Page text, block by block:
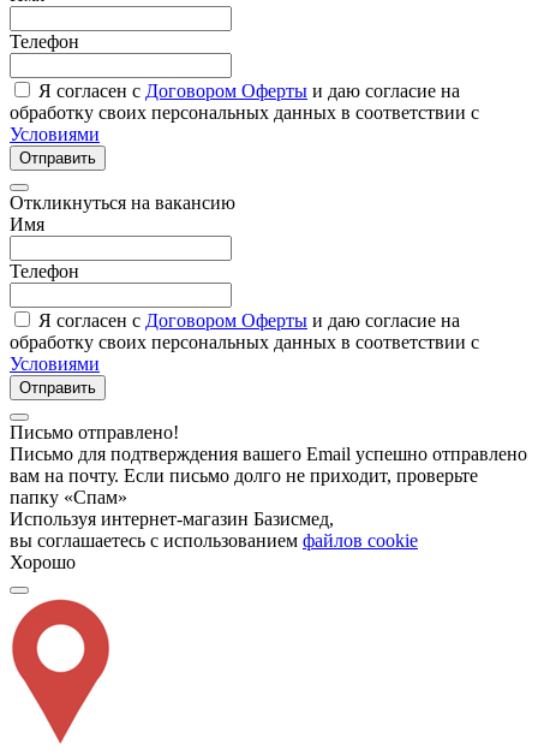
Телефон
Я согласен с Договором Оферты и даю согласие на
обработку своих персональных данных в соответствии с
Условиями
Отправить
Откликнуться на вакансию
Имя
Телефон
Я согласен с Договором Оферты и даю согласие на
обработку своих персональных данных в соответствии с
Условиями
Отправить
Письмо отправлено!
Письмо для подтверждения вашего Email успешно отправлено
вам на почту. Если письмо долго не приходит, проверьте
папку «Спам»
Используя интернет-магазин Базисмед,
вы соглашаетесь с использованием файлов cookie
Хорошо